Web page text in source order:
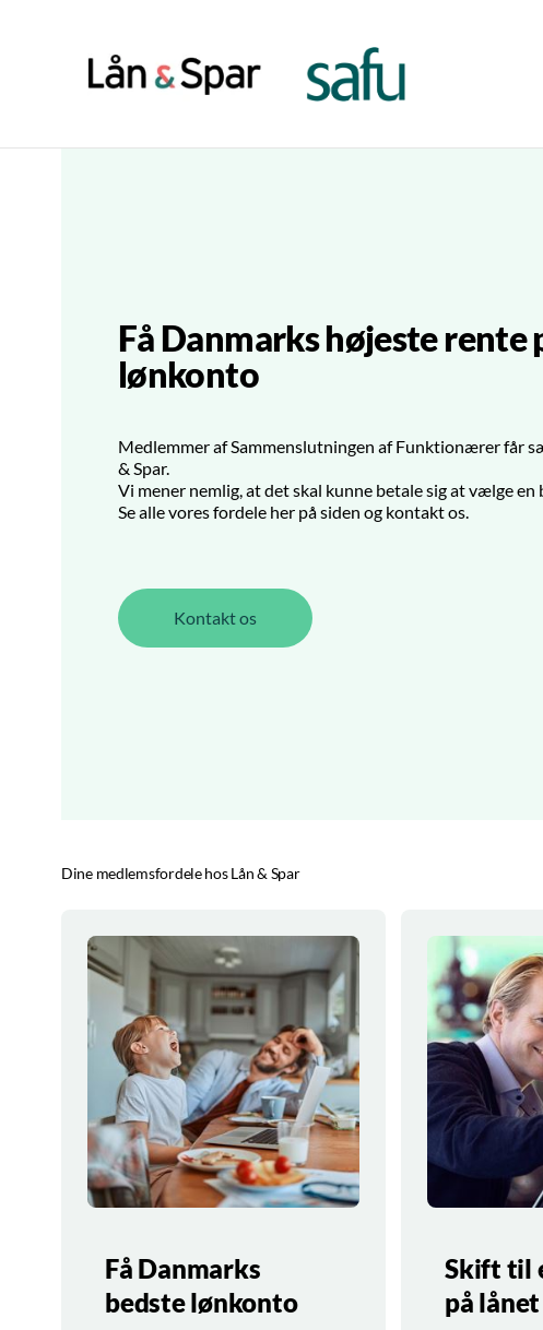
Få Danmarks højeste rente
lønkonto
Medlemmer af Sammenslutningen af Funktionærer får
& Spar.
Vi mener nemlig, at det skal kunne betale sig at vælge en
Se alle vores fordele her på siden og kontakt os.
Kontakt os
Dine medlemsfordele hos Lån & Spar
Få Danmarks
bedste lønkonto
Skift til
på lånet